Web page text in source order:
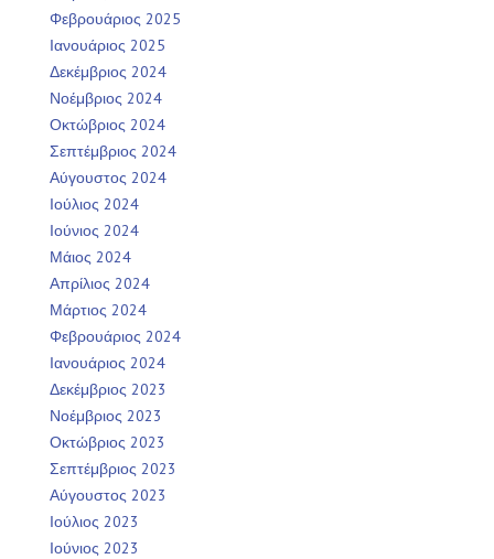
Φεβρουάριος 2025
Ιανουάριος 2025
Δεκέμβριος 2024
Νοέμβριος 2024
Οκτώβριος 2024
Σεπτέμβριος 2024
Αύγουστος 2024
Ιούλιος 2024
Ιούνιος 2024
Μάιος 2024
Απρίλιος 2024
Μάρτιος 2024
Φεβρουάριος 2024
Ιανουάριος 2024
Δεκέμβριος 2023
Νοέμβριος 2023
Οκτώβριος 2023
Σεπτέμβριος 2023
Αύγουστος 2023
Ιούλιος 2023
Ιούνιος 2023